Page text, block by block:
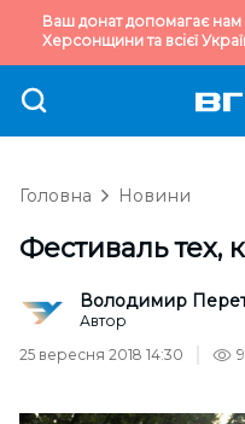
Ваш донат допомагає
Херсонщини та всієї
Головна Новини
Фестиваль тех,
Володимир
Автор
25 вересня 2018 14:30